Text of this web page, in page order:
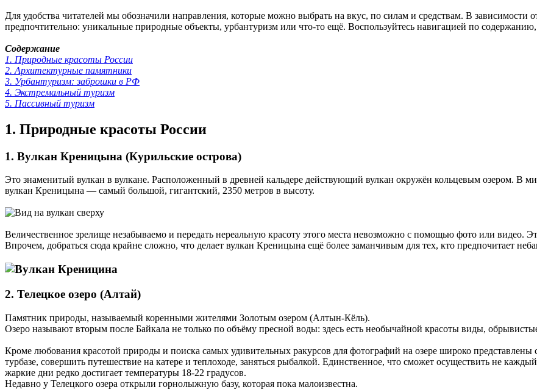
Для удобства читателей мы обозначили направления, которые можно выбрать на вкус, по силам и средствам. В зависимости
предпочтительно: уникальные природные объекты, урбантуризм или что-то ещё. Воспользуйтесь навигацией по
Содержание
1. Природные красоты России
2. Архитектурные памятники
3. Урбантуризм: заброшки в РФ
4. Экстремальный туризм
5. Пассивный туризм
1. Природные красоты России
1. Вулкан Креницына (Курильские острова)
Это знаменитый вулкан в вулкане. Расположенный в древней кальдере действующий вулкан окружён кольцевым озером. В
вулкан Креницына — самый большой, гигантский, 2350 метров в высоту.
Величественное зрелище незабываемо и передать нереальную красоту этого места невозможно с помощью фото или видео.
Впрочем, добраться сюда крайне сложно, что делает вулкан Креницына ещё более заманчивым для тех, кто предпочитает
2. Телецкое озеро (Алтай)
Памятник природы, называемый коренными жителями Золотым озером (Алтын-Кёль).
Озеро называют вторым после Байкала не только по объёму пресной воды: здесь есть необычайной красоты виды,
Кроме любования красотой природы и поиска самых удивительных ракурсов для фотографий на озере широко представлены
турбазе, совершить путешествие на катере и теплоходе, заняться рыбалкой. Единственное, что сможет осуществить не
жаркие дни редко достигает температуры 18-22 градусов.
Недавно у Телецкого озера открыли горнолыжную базу, которая пока малоизвестна.